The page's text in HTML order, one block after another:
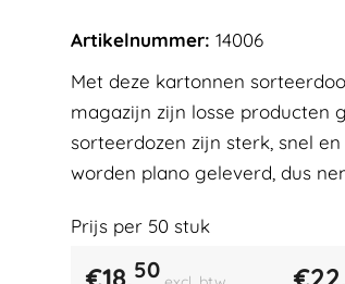
Artikelnummer: 14006
Met deze kartonnen
magazijn zijn losse producten
sorteerdozen zijn sterk, snel
worden plano geleverd, dus
Prijs per 50stuk
€18,50 €22,